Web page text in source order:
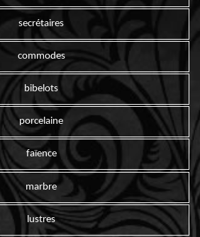
secrétaires
commodes
bibelots
porcelaine
faïence
marbre
lustres